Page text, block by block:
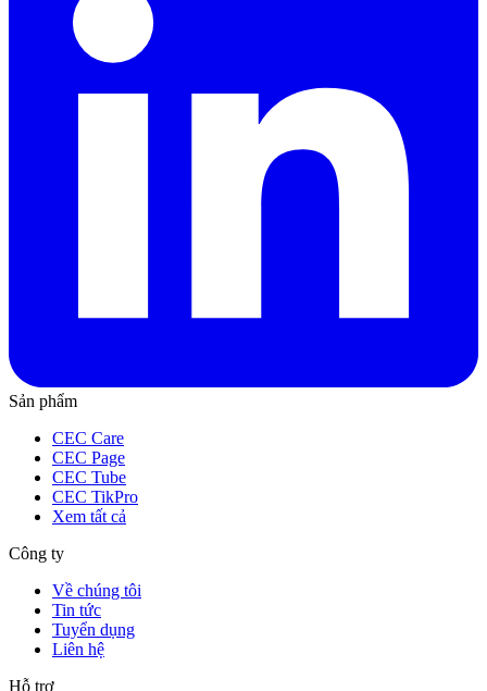
Sản phẩm
CEC Care
CEC Page
CEC Tube
CEC TikPro
Xem tất cả
Công ty
Về chúng tôi
Tin tức
Tuyển dụng
Liên hệ
Hỗ trợ